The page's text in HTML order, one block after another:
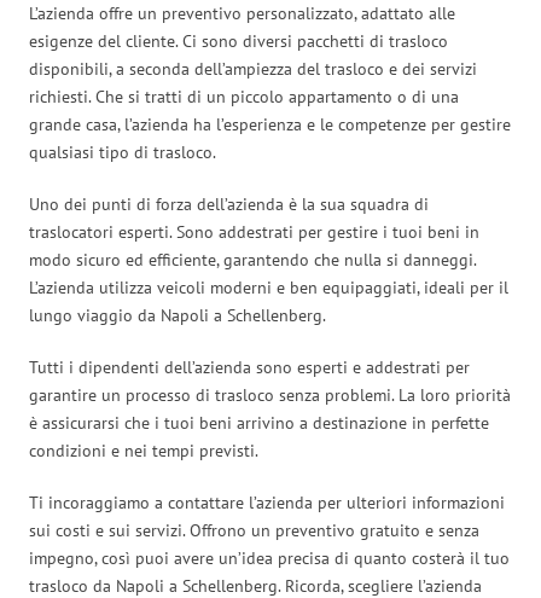
L’azienda offre un preventivo personalizzato, adattato alle
esigenze del cliente. Ci sono diversi pacchetti di trasloco
disponibili, a seconda dell’ampiezza del trasloco e dei servizi
richiesti. Che si tratti di un piccolo appartamento o di una
grande casa, l’azienda ha l’esperienza e le competenze per gestire
qualsiasi tipo di trasloco.
Uno dei punti di forza dell’azienda è la sua squadra di
traslocatori esperti. Sono addestrati per gestire i tuoi beni in
modo sicuro ed efficiente, garantendo che nulla si danneggi.
L’azienda utilizza veicoli moderni e ben equipaggiati, ideali per il
lungo viaggio da Napoli a Schellenberg.
Tutti i dipendenti dell’azienda sono esperti e addestrati per
garantire un processo di trasloco senza problemi. La loro priorità
è assicurarsi che i tuoi beni arrivino a destinazione in perfette
condizioni e nei tempi previsti.
Ti incoraggiamo a contattare l’azienda per ulteriori informazioni
sui costi e sui servizi. Offrono un preventivo gratuito e senza
impegno, così puoi avere un’idea precisa di quanto costerà il tuo
trasloco da Napoli a Schellenberg. Ricorda, scegliere l’azienda